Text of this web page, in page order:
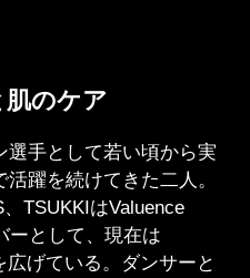
のケア
選手として若い頃から実
躍を続けてきた二人。
TSUKKIはValuence
ーとして、現在は
げている。ダンサーと